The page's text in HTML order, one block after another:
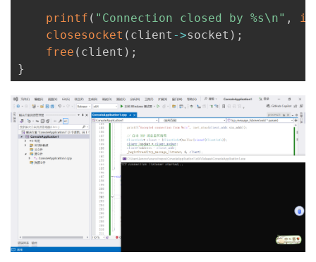
printf ( "Connection closed by %s\n" ,
closesocket ( client ->socket ) ;
free ( client ) ;
}